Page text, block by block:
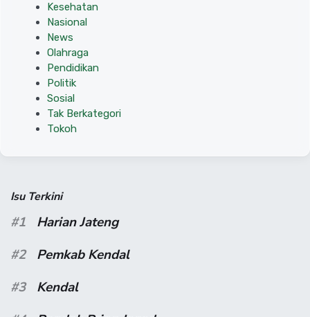
Kesehatan
Nasional
News
Olahraga
Pendidikan
Politik
Sosial
Tak Berkategori
Tokoh
Isu Terkini
#1
Harian Jateng
#2
Pemkab Kendal
#3
Kendal